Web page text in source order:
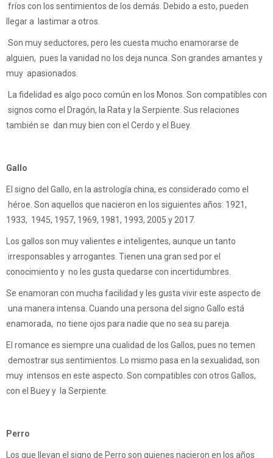
fríos con los sentimientos de los demás. Debido a esto, pueden
llegar a lastimar a otros.
Son muy seductores, pero les cuesta mucho enamorarse de
alguien, pues la vanidad no los deja nunca. Son grandes amantes y
muy apasionados.
La fidelidad es algo poco común en los Monos. Son compatibles con
signos como el Dragón, la Rata y la Serpiente. Sus relaciones
también se dan muy bien con el Cerdo y el Buey.
Gallo
El signo del Gallo, en la astrología china, es considerado como el
héroe. Son aquellos que nacieron en los siguientes años: 1921,
1933, 1945, 1957, 1969, 1981, 1993, 2005 y 2017.
Los gallos son muy valientes e inteligentes, aunque un tanto
irresponsables y arrogantes. Tienen una gran sed por el
conocimiento y no les gusta quedarse con incertidumbres.
Se enamoran con mucha facilidad y les gusta vivir este aspecto de
una manera intensa. Cuando una persona del signo Gallo está
enamorada, no tiene ojos para nadie que no sea su pareja.
El romance es siempre una cualidad de los Gallos, pues no temen
demostrar sus sentimientos. Lo mismo pasa en la sexualidad, son
muy intensos en este aspecto. Son compatibles con otros Gallos,
con el Buey y la Serpiente.
Perro
Los que llevan el signo de Perro son quienes nacieron en los años